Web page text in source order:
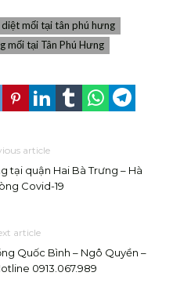
diệt mối tại tân phú hưng
mối tại Tân Phú Hưng
article
tại quận Hai Bà Trưng – Hà
Covid-19
article
Quốc Bình – Ngô Quyền –
0913.067.989